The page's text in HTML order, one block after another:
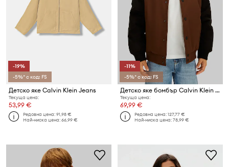
-19%
-5%* с код: FS
Детско яке Calvin Klein Jeans
Текуща цена:
53,99 €
Редовна цена:91,98 €
Най-ниска цена:66,99 €
-11%
-5%* с код: FS
Детско яке бомбър Calvin Klein Jeans
Текуща цена:
69,99 €
Редовна цена:127,77 €
Най-ниска цена:78,99 €